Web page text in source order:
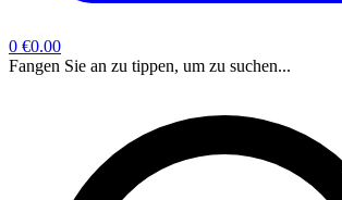
0 €0.00
Fangen Sie an zu tippen, um zu suchen...